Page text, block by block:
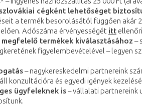
cégként lehetőséget
a termék besorolásától függően akár
Adószáma érvényességét itt
termékek kiválasztásához –
figyelembevételével – legyen
– nagykereskedelmi partnereink
konzultációra és egyedi igények
ügyfeleknek is– vállalati partnereink